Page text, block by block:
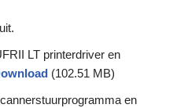
LT printerdriver en
(102.51 MB)
en